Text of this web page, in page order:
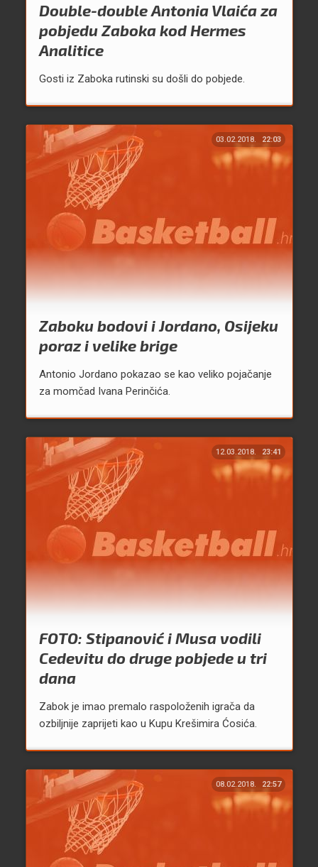
Double-double Antonia Vlaića za
pobjedu Zaboka kod Hermes
Analitice
Gosti iz Zaboka rutinski su došli do pobjede.
03.02.2018. 22:03
Zaboku bodovi i Jordano, Osijeku
poraz i velike brige
Antonio Jordano pokazao se kao veliko pojačanje
za momčad Ivana Perinčića.
12.03.2018. 23:41
FOTO: Stipanović i Musa vodili
Cedevitu do druge pobjede u tri
dana
Zabok je imao premalo raspoloženih igrača da
ozbiljnije zaprijeti kao u Kupu Krešimira Ćosića.
08.02.2018. 22:57